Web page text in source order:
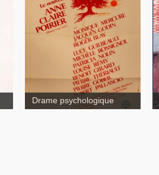
La
quarantaine
Drame psychologique